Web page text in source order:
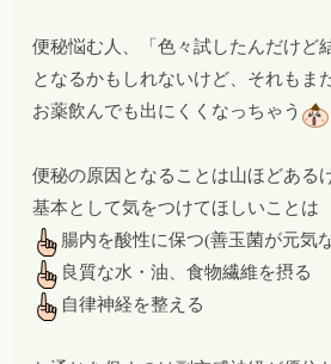
便秘悩む人、「色々試したんだけど
となるかもしれないけど、それもま
お薬飲んでも出にくくなっちゃう
便秘の原因となることは山ほどある
基本として気をつけてほしいことは
腸内を酸性に保つ(善玉菌が元気
良質な水・油、食物繊維を摂る
自律神経を整える